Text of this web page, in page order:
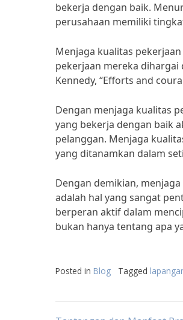
bekerja dengan baik.
perusahaan memiliki
Menjaga kualitas
pekerjaan mereka dihargai
Kennedy, “Efforts and
Dengan menjaga kualitas
yang bekerja dengan baik
pelanggan. Menjaga
yang ditanamkan dalam
Dengan demikian,
adalah hal yang sangat
berperan aktif dalam
bukan hanya tentang apa
Posted in Blog Tagged